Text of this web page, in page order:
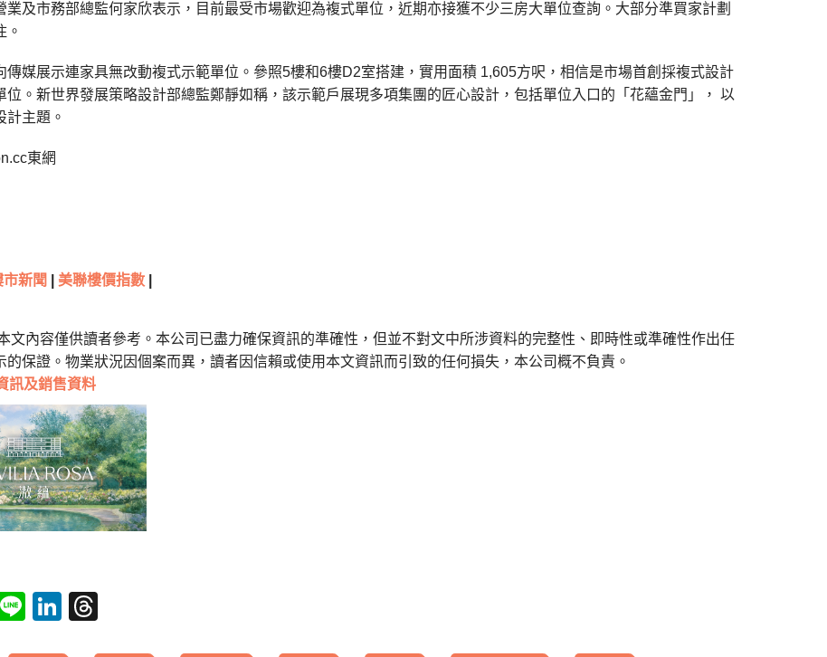
業及市務部總監何家欣表示，目前最受市場歡迎為複式單位，近期亦接獲不少三房大單位查詢。大部分準買家計劃
。
傳媒展示連家具無改動複式示範單位。參照5樓和6樓D2室搭建，實用面積 1,605方呎，相信是市場首創採複式設計
位。新世界發展策略設計部總監鄭靜如稱，該示範戶展現多項集團的匠心設計，包括單位入口的「花蘊金門」， 以
計主題。
東網
市新聞 美聯樓價指數
文內容僅供讀者參考。本公司已盡力確保資訊的準確性，但並不對文中所涉資料的完整性、即時性或準確性作出任
的保證。物業狀況因個案而異，讀者因信賴或使用本文資訊而引致的任何損失，本公司概不負責。
訊及銷售資料
Facebook
LineLinkedIn